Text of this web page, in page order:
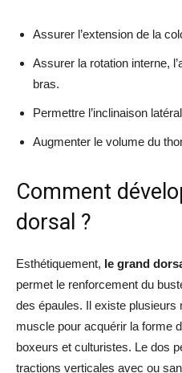
Assurer l’extension de la
Assurer la rotation interne,
bras.
Permettre l’inclinaison
Augmenter le volume du
Comment
dorsal ?
Esthétiquement, le grand
permet le renforcement du
des épaules. Il existe plusieurs
muscle pour acquérir la forme
boxeurs et culturistes. Le dos
tractions verticales avec ou